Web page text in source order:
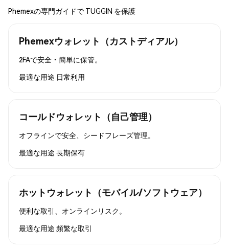
Phemexの専門ガイドで TUGGIN を保護
Phemexウォレット（カストディアル）
2FAで安全・簡単に保管。
最適な用途 日常利用
コールドウォレット（自己管理）
オフラインで安全、シードフレーズ管理。
最適な用途 長期保有
ホットウォレット（モバイル/ソフトウェア）
便利な取引、オンラインリスク。
最適な用途 頻繁な取引